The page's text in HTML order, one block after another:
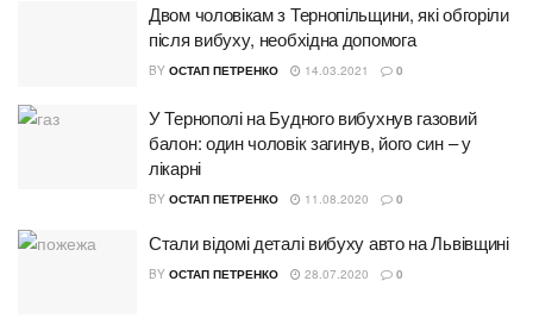
Двом чоловікам з Тернопільщини, які обгоріли
після вибуху, необхідна допомога
BY ОСТАП ПЕТРЕНКО 14.03.2021 0
У Тернополі на Будного вибухнув газовий
балон: один чоловік загинув, його син – у
лікарні
BY ОСТАП ПЕТРЕНКО 11.08.2020 0
Стали відомі деталі вибуху авто на Львівщині
BY ОСТАП ПЕТРЕНКО 28.07.2020 0